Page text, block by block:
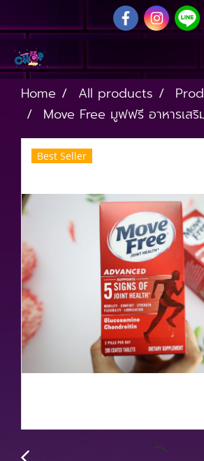
Home All products
Move Free มูฟฟรี อาหารเสริ
Best Seller